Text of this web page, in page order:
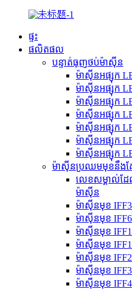
ផ្ទះ
ផលិតផល
បន្ទាត់ធុញថប់ម៉ាស៊ីន
ម៉ាស៊ីនអផ្សុក
ម៉ាស៊ីនអផ្សុក
ម៉ាស៊ីនអផ្សុក
ម៉ាស៊ីនអផ្សុក
ម៉ាស៊ីនអផ្សុក
ម៉ាស៊ីនអផ្សុក
ម៉ាស៊ីនអផ្សុក
ម៉ាស៊ីនប្រឈមមុខនឹងគ
លេខសម្គាល់ដ
ម៉ាស៊ីន
ម៉ាស៊ីនមុខ
ម៉ាស៊ីនមុខ
ម៉ាស៊ីនមុខ
ម៉ាស៊ីនមុខ
ម៉ាស៊ីនមុខ
ម៉ាស៊ីនមុខ
ម៉ាស៊ីនមុខ